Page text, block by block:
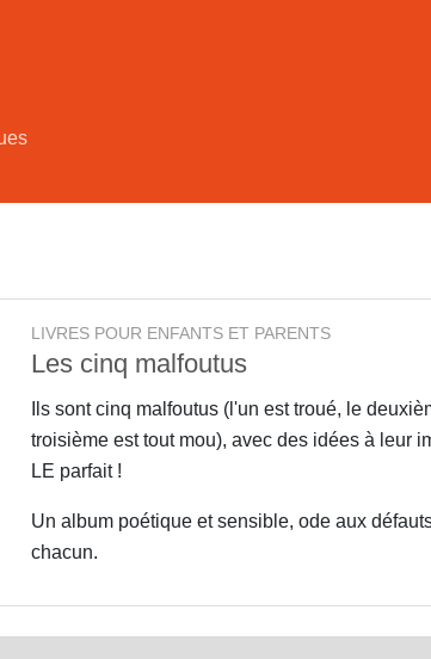
LIVRES POUR ENFANTS ET PARENTS
Les cinq malfoutus
Ils sont cinq malfoutus (l'un est troué, le
troisième est tout mou), avec des idées à leur
LE parfait !
Un album poétique et sensible, ode aux
chacun.